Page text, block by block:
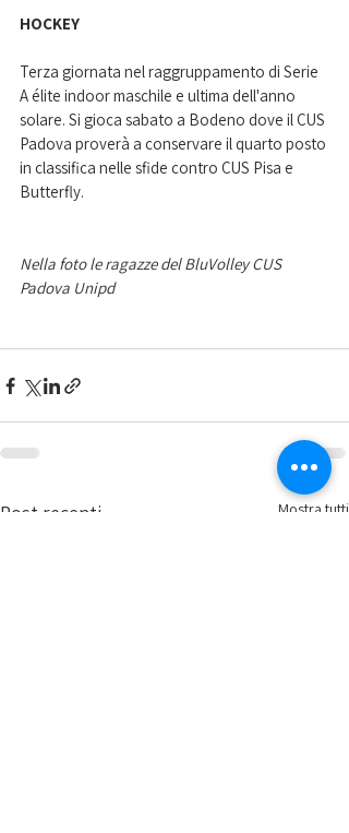
HOCKEY
Terza giornata nel raggruppamento di Serie
A élite indoor maschile e ultima dell'anno
solare. Si gioca sabato a Bodeno dove il CUS
Padova proverà a conservare il quarto posto
in classifica nelle sfide contro CUS Pisa e
Butterfly.
Nella foto le ragazze del BluVolley CUS
Padova Unipd
Post recenti Mostra tutti